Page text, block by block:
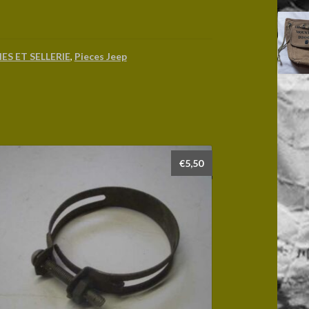
ET SELLERIE, Pieces Jeep
€5,50